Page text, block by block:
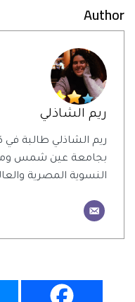
Author
ريم الشاذلي
ريم الشاذلي طالبة في
بجامعة عين شمس
النسوية المصرية